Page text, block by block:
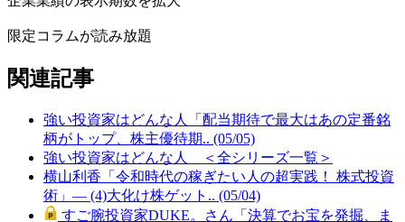
限定コラムが読み放題
関連記事
強い投資家はどんな人「配当期待で最大はあの定番銘
柄がトップ、株主優待期.. (05/05)
強い投資家はどんな人 ＜全シリーズ一覧＞
横山利香「令和時代の稼ぎたい人の超実践！ 株式投資
術」― (4)大化け株ゲット.. (05/04)
すご腕投資家DUKE。さん「決算でお宝を発掘、ま